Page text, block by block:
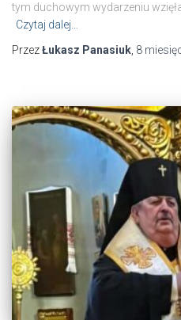
tym duchowym wydarzeniu
Czytaj dalej…
PrzezŁukasz Panasiuk, 8